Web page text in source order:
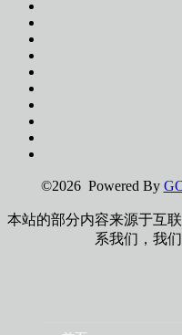
©2026 Powered By
本站的部分内容来源于互
系我们，我